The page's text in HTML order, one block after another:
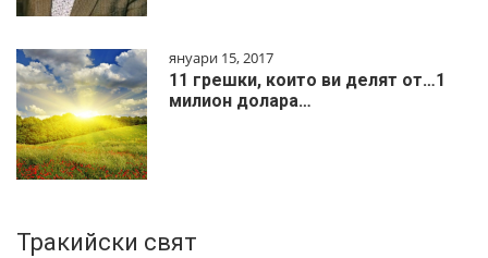
януари 15, 2017
11 грешки, които ви делят от…1
милиoн дoлapa…
Тракийски свят